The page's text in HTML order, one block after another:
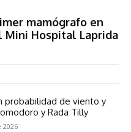
mamógrafo en
Mini Hospital Laprida
probabilidad de viento y
y Rada Tilly
2026